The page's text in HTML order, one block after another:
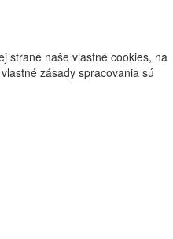
strane naše vlastné cookies, na
zásady spracovania sú